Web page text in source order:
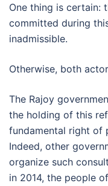
One thing is certain:
committed during
inadmissible.
Otherwise, both
The Rajoy
the holding of this
fundamental right of
Indeed, other
organize such
in 2014, the people